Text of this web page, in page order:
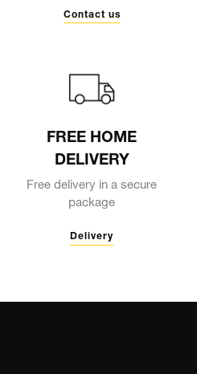
Contact us
FREE HOME
DELIVERY
Free delivery in a secure
package
Delivery